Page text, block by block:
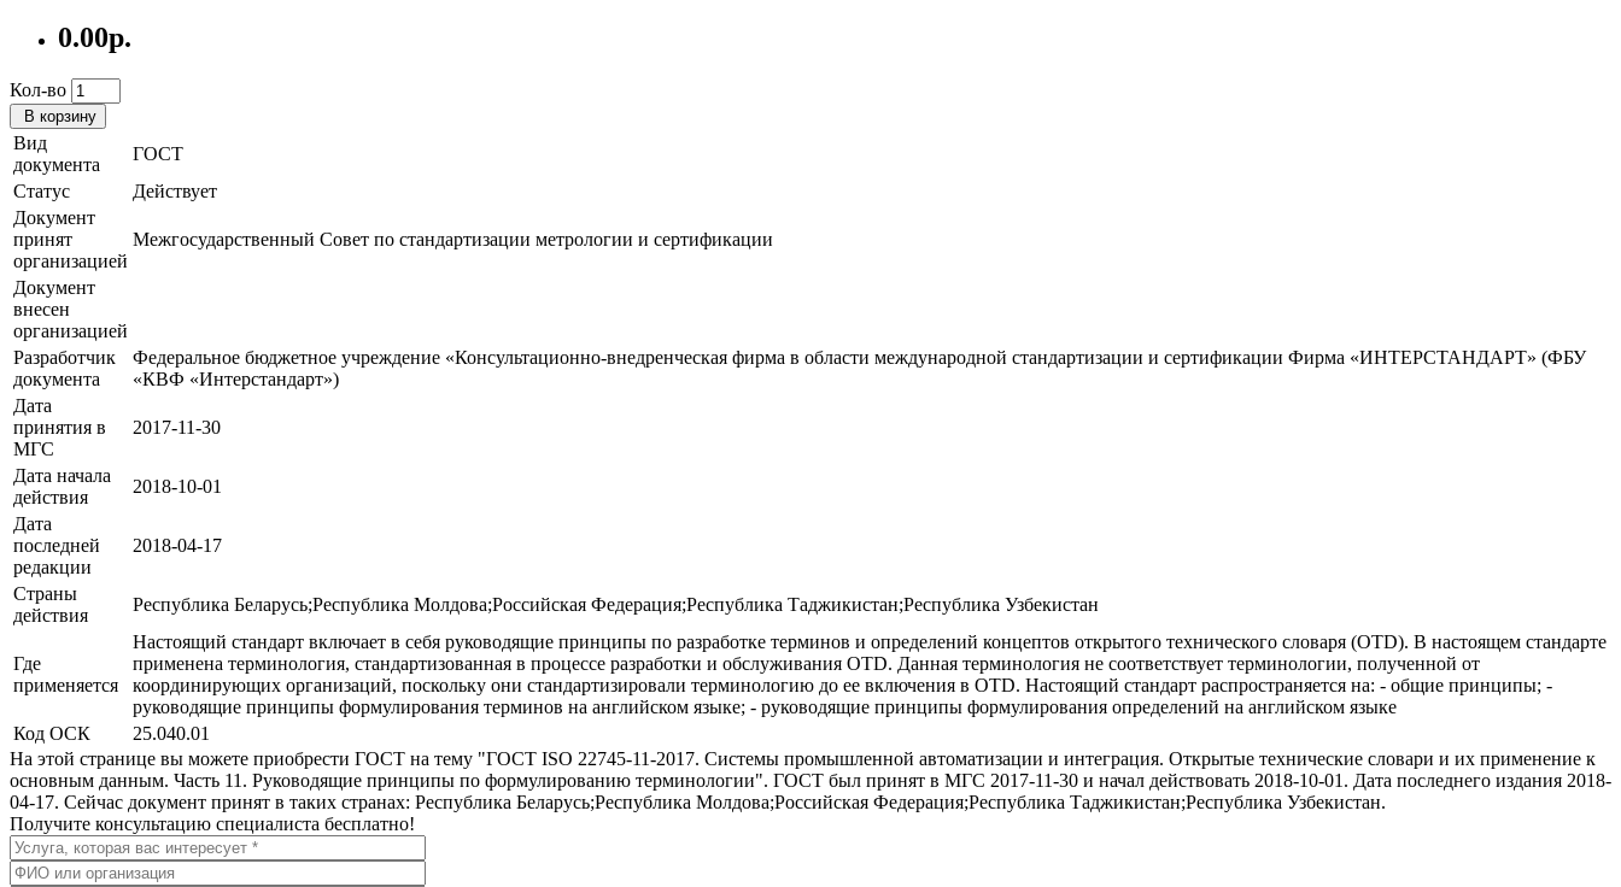
0.00р.
Кол-во
В корзину
Вид
документа
ГОСТ
Статус
Действует
Документ
принят
организацией
Межгосударственный Совет по стандартизации метрологии и сертификации
Документ
внесен
организацией
Разработчик
документа
Федеральное бюджетное учреждение «Консультационно-внедренческая фирма в области международной стандартизации и сертификации Фирма «ИНТЕРСТАНДАРТ» (ФБУ
«КВФ «Интерстандарт»)
Дата
принятия в
МГС
2017-11-30
Дата начала
действия
2018-10-01
Дата
последней
редакции
2018-04-17
Страны
действия
Республика Беларусь;Республика Молдова;Российская Федерация;Республика Таджикистан;Республика Узбекистан
Где
применяется
Настоящий стандарт включает в себя руководящие принципы по разработке терминов и определений концептов открытого технического словаря (OTD). В настоящем стандарте
применена терминология, стандартизованная в процессе разработки и обслуживания OTD. Данная терминология не соответствует терминологии, полученной от
координирующих организаций, поскольку они стандартизировали терминологию до ее включения в OТD. Настоящий стандарт распространяется на: - общие принципы; -
руководящие принципы формулирования терминов на английском языке; - руководящие принципы формулирования определений на английском языке
Код ОСК
25.040.01
На этой странице вы можете приобрести ГОСТ на тему "ГОСТ ISO 22745-11-2017. Системы промышленной автоматизации и интеграция. Открытые технические словари и их применение к
основным данным. Часть 11. Руководящие принципы по формулированию терминологии". ГОСТ был принят в МГС 2017-11-30 и начал действовать 2018-10-01. Дата последнего издания 2018-
04-17. Сейчас документ принят в таких странах: Республика Беларусь;Республика Молдова;Российская Федерация;Республика Таджикистан;Республика Узбекистан.
Получите консультацию специалиста бесплатно!